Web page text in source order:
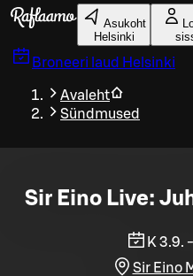
Liigu peamise sisu juurde
Asukoht
Helsinki
Broneeri laud Helsinki
Avaleht
Sündmused
Sir Eino Live:
K 3.9.
Sir Eino